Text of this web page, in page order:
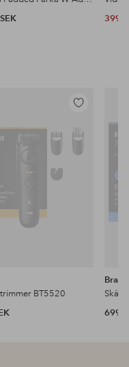
399
Lägg
BT5520
Braun
699